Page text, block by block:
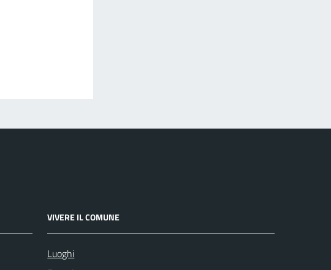
VIVERE IL COMUNE
Luoghi